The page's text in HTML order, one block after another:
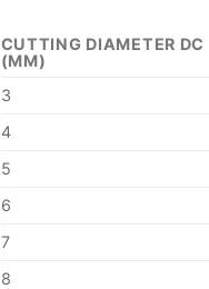
CUTTING DIAMETER DC
(MM)
3
4
5
6
7
8